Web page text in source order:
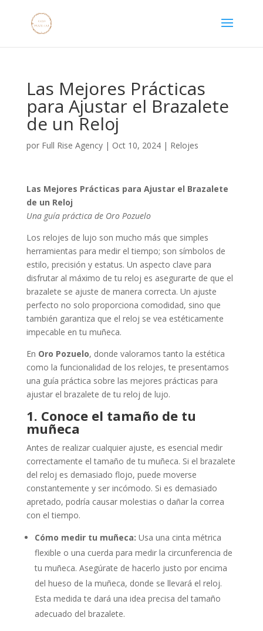
Las Mejores Prácticas
para Ajustar el Brazalete
de un Reloj
por Full Rise Agency| Oct 10, 2024| Relojes
Las Mejores Prácticas para Ajustar el Brazalete
de un Reloj
Una guía práctica de Oro Pozuelo
Los relojes de lujo son mucho más que simples
herramientas para medir el tiempo; son símbolos de
estilo, precisión y estatus. Un aspecto clave para
disfrutar al máximo de tu reloj es asegurarte de que el
brazalete se ajuste de manera correcta. Un ajuste
perfecto no solo proporciona comodidad, sino que
también garantiza que el reloj se vea estéticamente
impecable en tu muñeca.
En Oro Pozuelo, donde valoramos tanto la estética
como la funcionalidad de los relojes, te presentamos
una guía práctica sobre las mejores prácticas para
ajustar el brazalete de tu reloj de lujo.
1. Conoce el tamaño de tu
muñeca
Antes de realizar cualquier ajuste, es esencial medir
correctamente el tamaño de tu muñeca. Si el brazalete
del reloj es demasiado flojo, puede moverse
constantemente y ser incómodo. Si es demasiado
apretado, podría causar molestias o dañar la correa
con el tiempo.
Cómo medir tu muñeca: Usa una cinta métrica
flexible o una cuerda para medir la circunferencia de
tu muñeca. Asegúrate de hacerlo justo por encima
del hueso de la muñeca, donde se llevará el reloj.
Esta medida te dará una idea precisa del tamaño
adecuado del brazalete.